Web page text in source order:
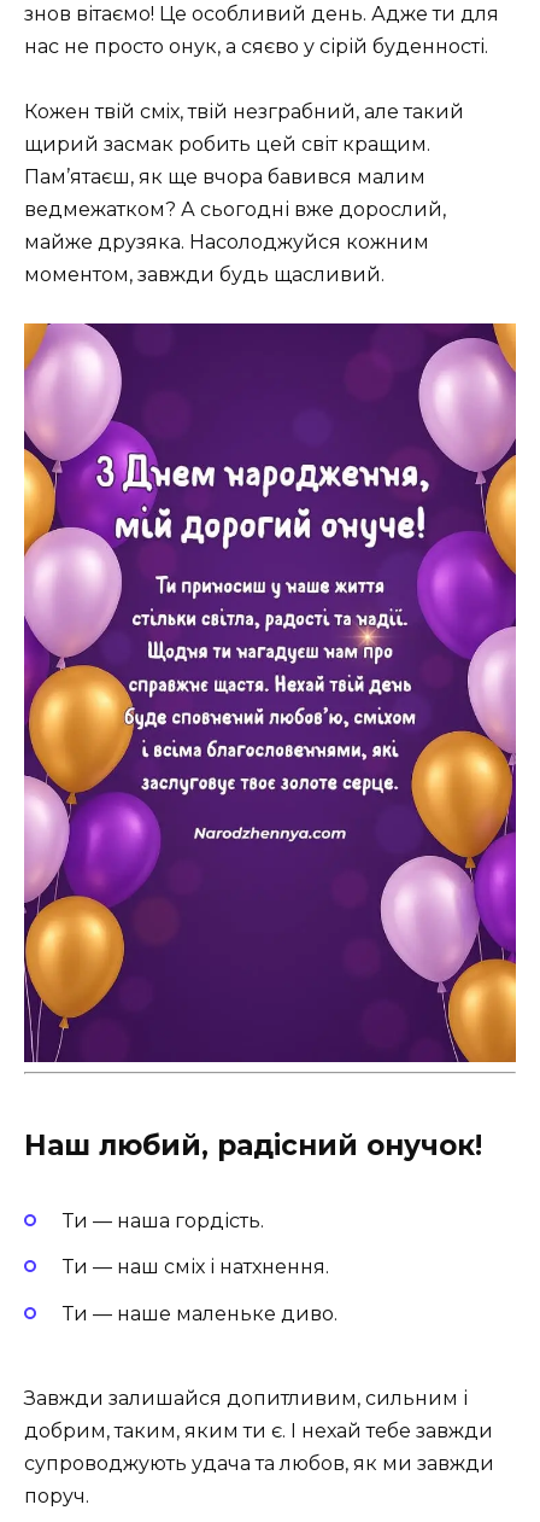
знов вітаємо! Це особливий день. Адже ти для
нас не просто онук, а сяєво у сірій буденності.
Кожен твій смiх, твій незграбний, але такий
щирий засмак робить цей світ кращим.
Пам’ятаєш, як ще вчора бавився малим
ведмежатком? А сьогодні вже дорослий,
майже друзяка. Насолоджуйся кожним
моментом, завжди будь щасливий.
Наш любий, радісний онучок!
Ти — наша гордість.
Ти — наш сміх і натхнення.
Ти — наше маленьке диво.
Завжди залишайся допитливим, сильним і
добрим, таким, яким ти є. І нехай тебе завжди
супроводжують удача та любов, як ми завжди
поруч.